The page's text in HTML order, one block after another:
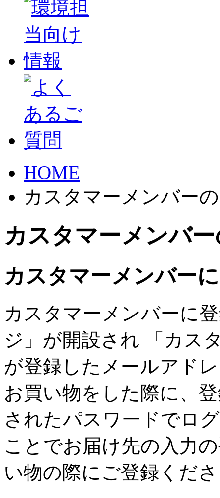
HOME
カスタマーメンバー
カスタマーメンバ
カスタマーメンバー
カスタマーメンバーに
ジ」が開設され 「カス
が登録したメールアド
お買い物をした際に、
されたパスワードでロ
ことでお届け先の入力
い物の際にご登録くだ